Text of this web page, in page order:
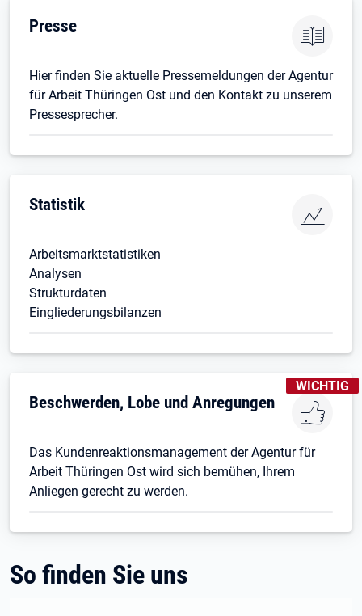
Presse
Hier finden Sie aktuelle Pressemeldungen der Agentur
für Arbeit Thüringen Ost und den Kontakt zu unserem
Pressesprecher.
Statistik
Arbeitsmarktstatistiken
Analysen
Strukturdaten
Eingliederungsbilanzen
Beschwerden, Lobe und Anregungen
WICHTIG
Das Kundenreaktionsmanagement der Agentur für
Arbeit Thüringen Ost wird sich bemühen, Ihrem
Anliegen gerecht zu werden.
So finden Sie uns